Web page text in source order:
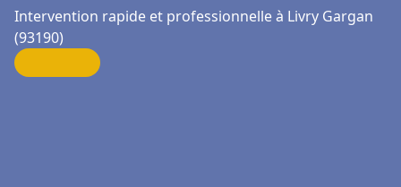
Intervention rapide et professionnelle à Livry Gargan
(93190)